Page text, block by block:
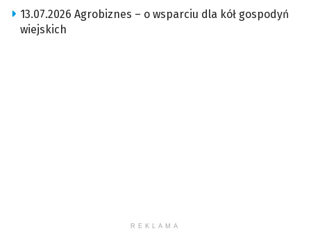
13.07.2026 Agrobiznes – o wsparciu dla kół gospodyń
wiejskich
REKLAMA